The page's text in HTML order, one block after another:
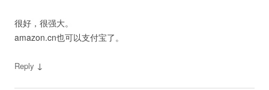
很好，很强大。
amazon.cn也可以支付宝了。
Reply ↓